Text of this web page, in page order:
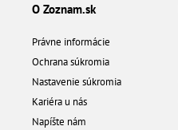
O Zoznam.sk
Právne informácie
Ochrana súkromia
Nastavenie súkromia
Kariéra u nás
Napíšte nám